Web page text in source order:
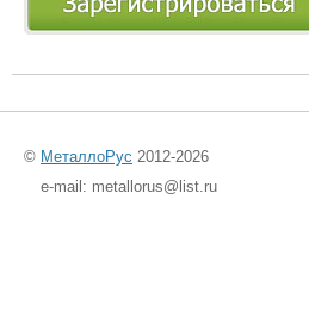
© МеталлоРус 2012-2026
e-mail: metallorus@list.ru